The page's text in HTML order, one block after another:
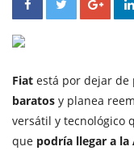
Fiat está por dejar de
baratos y planea
versátil y tecnológico
que podría llegar a la